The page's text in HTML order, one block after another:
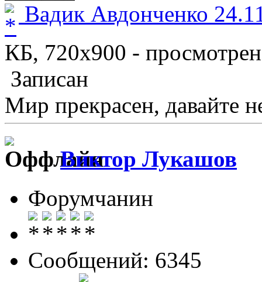
Вадик Авдонченко
КБ, 720x900 -
Записан
Мир прекрасен, давайте
Виктор Лукашов
Форумчанин
Сообщений: 6345